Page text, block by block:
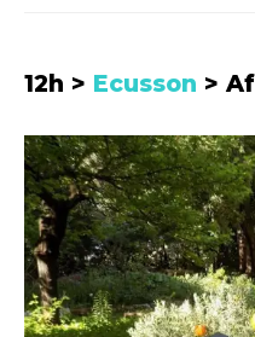
12h > Ecusson >